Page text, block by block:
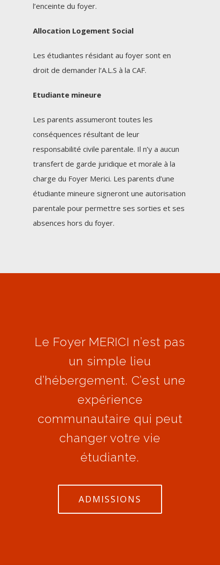
l’enceinte du foyer.
Allocation Logement Social
Les étudiantes résidant au foyer sont en
droit de demander l’A.L.S à la CAF.
Etudiante mineure
Les parents assumeront toutes les
conséquences résultant de leur
responsabilité civile parentale. Il n’y a aucun
transfert de garde juridique et morale à la
charge du Foyer Merici. Les parents d’une
étudiante mineure signeront une autorisation
parentale pour permettre ses sorties et ses
absences hors du foyer.
Le Foyer MERICI n’est pas
un simple lieu
d’hébergement. C’est une
expérience
communautaire qui peut
changer votre vie
étudiante.
ADMISSIONS